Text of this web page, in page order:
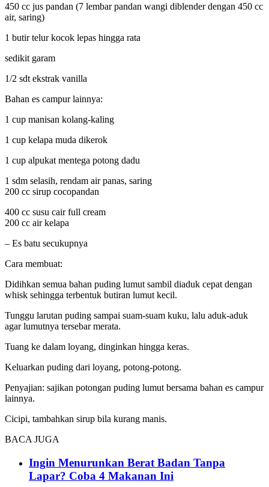
450 cc jus pandan (7 lembar pandan wangi diblender dengan 450 cc
air, saring)
1 butir telur kocok lepas hingga rata
sedikit garam
1/2 sdt ekstrak vanilla
Bahan es campur lainnya:
1 cup manisan kolang-kaling
1 cup kelapa muda dikerok
1 cup alpukat mentega potong dadu
1 sdm selasih, rendam air panas, saring
200 cc sirup cocopandan
400 cc susu cair full cream
200 cc air kelapa
– Es batu secukupnya
Cara membuat:
Didihkan semua bahan puding lumut sambil diaduk cepat dengan
whisk sehingga terbentuk butiran lumut kecil.
Tunggu larutan puding sampai suam-suam kuku, lalu aduk-aduk
agar lumutnya tersebar merata.
Tuang ke dalam loyang, dinginkan hingga keras.
Keluarkan puding dari loyang, potong-potong.
Penyajian: sajikan potongan puding lumut bersama bahan es campur
lainnya.
Cicipi, tambahkan sirup bila kurang manis.
BACA JUGA
Ingin Menurunkan Berat Badan Tanpa
Lapar? Coba 4 Makanan Ini